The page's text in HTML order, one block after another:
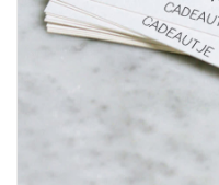
Over ons
Springkasteel